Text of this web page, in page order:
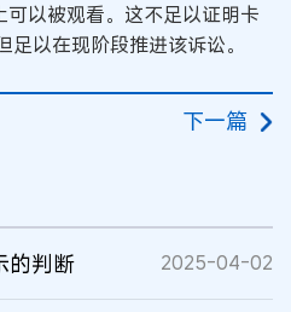
以被观看。这不足以证明卡
足以在现阶段推进该诉讼。
下一篇
的判断 2025-04-02